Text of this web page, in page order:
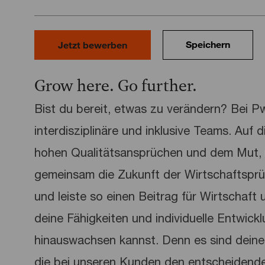
Jetzt bewerben Speichern
Grow here. Go further.
Bist du bereit, etwas zu verändern? Bei
interdisziplinäre und inklusive Teams. Auf
hohen Qualitätsansprüchen und dem
gemeinsam die Zukunft der
und leiste so einen Beitrag für Wirtschaft
deine Fähigkeiten und individuelle
hinauswachsen kannst. Denn es sind
die bei unseren Kunden den